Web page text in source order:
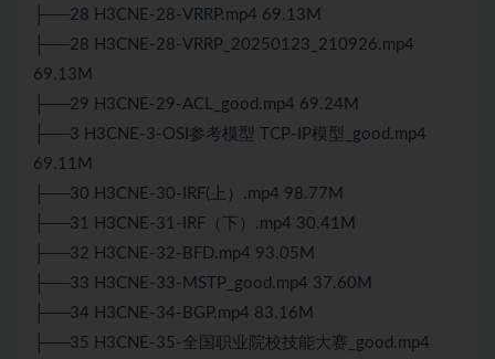
├──28 H3CNE-28-VRRP.mp4 69.13M
├──28 H3CNE-28-VRRP_20250123_210926.mp4
69.13M
├──29 H3CNE-29-ACL_good.mp4 69.24M
├──3 H3CNE-3-OSI参考模型 TCP-IP模型_good.mp4
69.11M
├──30 H3CNE-30-IRF(上）.mp4 98.77M
├──31 H3CNE-31-IRF（下）.mp4 30.41M
├──32 H3CNE-32-BFD.mp4 93.05M
├──33 H3CNE-33-MSTP_good.mp4 37.60M
├──34 H3CNE-34-BGP.mp4 83.16M
├──35 H3CNE-35-全国职业院校技能大赛_good.mp4